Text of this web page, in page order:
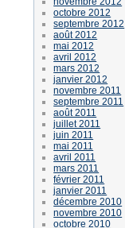
octobre 2012
septembre 2012
août 2012
mai 2012
avril 2012
mars 2012
janvier 2012
novembre 2011
septembre 2011
août 2011
juillet 2011
juin 2011
mai 2011
avril 2011
mars 2011
février 2011
janvier 2011
décembre 2010
novembre 2010
octobre 2010